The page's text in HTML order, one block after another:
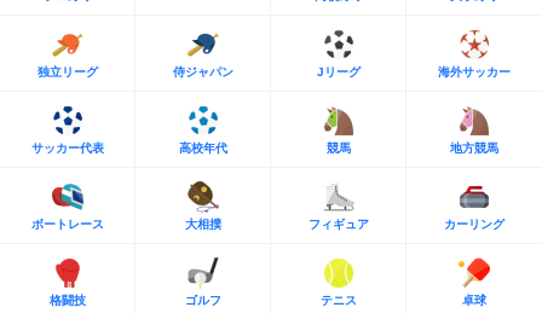
独立リーグ 侍ジャパン Jリーグ 海外サッカー
サッカー代表 高校年代 競馬 地方競馬
ボートレース 大相撲 フィギュア カーリング
格闘技 ゴルフ テニス 卓球